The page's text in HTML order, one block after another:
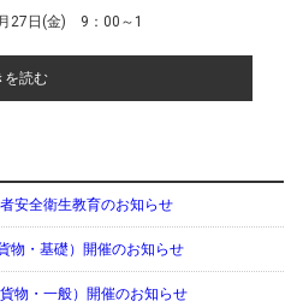
27日(金) 9：00～1
を読む
安全衛生教育のお知らせ
物・基礎）開催のお知らせ
物・一般）開催のお知らせ